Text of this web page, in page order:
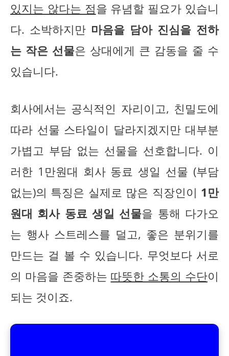
있지는 않다는 점을 유념할 필요가 있습니
다. 소박하지만 마음을 담아 진심을 전하
는 작은 선물은 상대에게 큰 감동을 줄 수
있습니다.
회사에서는 공식적인 자리이고, 친밀도에
따라 선물 스타일이 달라지겠지만 대부분
가볍고 부담 없는 선물을 선호합니다. 이
러한 1만원대 회사 동료 생일 선물 (부담
없는)의 특징은 실제로 많은 직장인이 1만
원대 회사 동료 생일 선물을 통해 다가오
는 행사 스트레스를 덜고, 좋은 분위기를
만드는 걸 볼 수 있습니다. 무엇보다 서로
의 마음을 존중하는 따뜻한 소통의 수단이
되는 것이죠.